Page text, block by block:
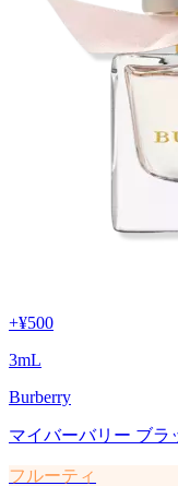
+¥500
3mL
Burberry
マイバーバリー ブラ
フルーティ